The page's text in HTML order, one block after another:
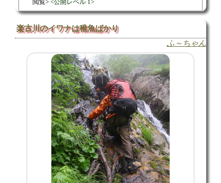
閲覧
公開レベル 1
楽古川のイワナは稚魚ばかり
ふ～ちゃん